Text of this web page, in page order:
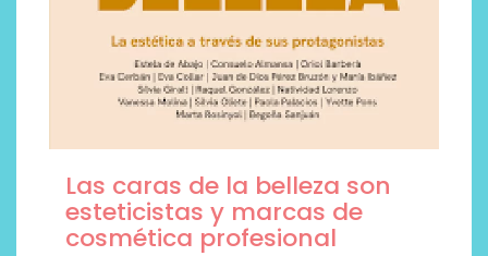
Las caras de la belleza son
esteticistas y marcas de
cosmética profesional